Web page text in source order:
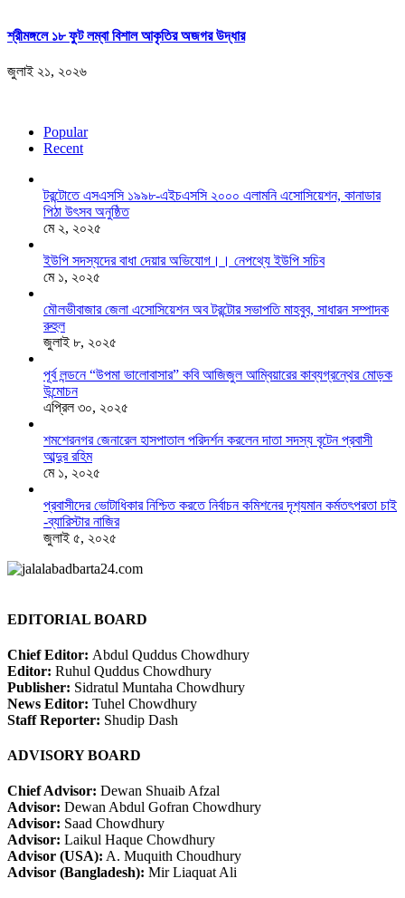
শ্রীমঙ্গলে ১৮ ফুট লম্বা বিশাল আকৃতির অজগর উদ্ধার
জুলাই ২১, ২০২৬
Popular
Recent
টরন্টোতে এসএসসি ১৯৯৮-এইচএসসি ২০০০ এলামনি এসোসিয়েশন, কানাডার
পিঠা উৎসব অনুষ্ঠিত
মে ২, ২০২৫
ইউপি সদস্যদের বাধা দেয়ার অভিযোগ।। নেপথ্যে ইউপি সচিব
মে ১, ২০২৫
মৌলভীবাজার জেলা এসোসিয়েশন অব টরন্টোর সভাপতি মাহবুব, সাধারন সম্পাদক
রুহুল
জুলাই ৮, ২০২৫
পূর্ব লন্ডনে “উপমা ভালোবাসার” কবি আজিজুল আম্বিয়ারের কাব্যগ্রন্থের মোড়ক
উন্মোচন
এপ্রিল ৩০, ২০২৫
শমশেরনগর জেনারেল হাসপাতাল পরিদর্শন করলেন দাতা সদস্য বৃটেন প্রবাসী
আব্দুর রহিম
মে ১, ২০২৫
প্রবাসীদের ভোটাধিকার নিশ্চিত করতে নির্বাচন কমিশনের দৃশ‍্যমান কর্মতৎপরতা চাই
-ব্যারিস্টার নাজির
জুলাই ৫, ২০২৫
EDITORIAL BOARD
Chief Editor: Abdul Quddus Chowdhury
Editor: Ruhul Quddus Chowdhury
Publisher: Sidratul Muntaha Chowdhury
News Editor: Tuhel Chowdhury
Staff Reporter: Shudip Dash
ADVISORY BOARD
Chief Advisor: Dewan Shuaib Afzal
Advisor: Dewan Abdul Gofran Chowdhury
Advisor: Saad Chowdhury
Advisor: Laikul Haque Chowdhury
Advisor (USA): A. Muquith Choudhury
Advisor (Bangladesh): Mir Liaquat Ali